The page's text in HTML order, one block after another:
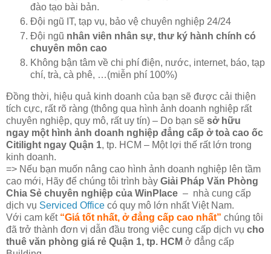
đào tạo bài bản.
Đội ngũ IT, tạp vụ, bảo vệ chuyên nghiệp 24/24
Đội ngũ nhân viên nhân sự, thư ký hành chính có
chuyên môn cao
Không bận tâm về chi phí điện, nước, internet, báo, tạp
chí, trà, cà phê, …(miễn phí 100%)
Đồng thời, hiệu quả kinh doanh của bạn sẽ được cải thiện
tích cực, rất rõ ràng (thông qua hình ảnh doanh nghiệp rất
chuyên nghiệp, quy mô, rất uy tín) – Do bạn sẽ sở hữu
ngay một hình ảnh doanh nghiệp đẳng cấp ở toà cao ốc
Citilight ngay Quận 1, tp. HCM – Một lợi thế rất lớn trong
kinh doanh.
=> Nếu bạn muốn nâng cao hình ảnh doanh nghiệp lên tầm
cao mới, Hãy để chúng tôi trình bày Giải Pháp Văn Phòng
Chia Sẻ chuyên nghiệp của WinPlace – nhà cung cấp
dịch vụ Serviced Office có quy mô lớn nhất Việt Nam.
Với cam kết “Giá tốt nhất, ở đẳng cấp cao nhất” chúng tôi
đã trở thành đơn vị dẫn đầu trong việc cung cấp dịch vụ cho
thuê văn phòng giá rẻ Quận 1, tp. HCM ở đẳng cấp